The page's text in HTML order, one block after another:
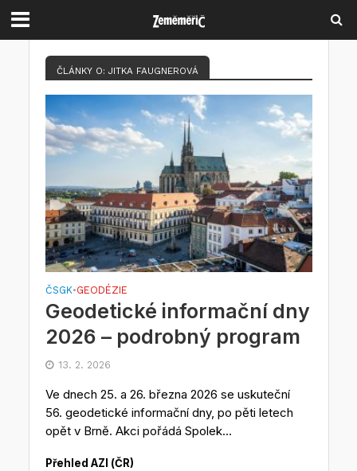
ČLÁNKY O: JITKA FAUGNEROVÁ
ČSGK•GEODÉZIE
Geodetické informační dny
2026 – podrobný program
13. 2. 2026
Ve dnech 25. a 26. března 2026 se uskuteční
56. geodetické informační dny, po pěti letech
opět v Brně. Akci pořádá Spolek...
Přehled AZI (ČR)